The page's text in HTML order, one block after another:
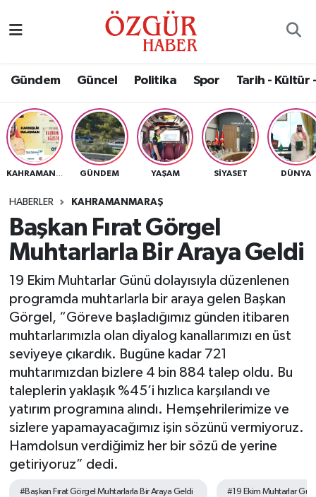
Gündem Güncel Politika Spor Tarih - Kültür
GÜNDEM YAŞAM SIYASET DÜNYA
HABERLER KAHRAMANMARAŞ
Başkan Fırat Görgel
Muhtarlarla Bir Araya Geldi
19 Ekim Muhtarlar Günü dolayısıyla düzenlenen
programda muhtarlarla bir araya gelen Başkan
Görgel, “Göreve başladığımız günden itibaren
muhtarlarımızla olan diyalog kanallarımızı en üst
seviyeye çıkardık. Bugüne kadar 721
muhtarımızdan bizlere 4 bin 884 talep oldu. Bu
taleplerin yaklaşık %45’i hızlıca karşılandı ve
yatırım programına alındı. Hemşehrilerimize ve
sizlere yapamayacağımız işin sözünü vermiyoruz.
Hamdolsun verdiğimiz her bir sözü de yerine
getiriyoruz” dedi.
#Başkan Fırat Görgel Muhtarlarla Bir Araya Geldi #19 Ekim Muhtarlar
Eğitim
Ekonomi
Güncel
Gündem
Politika
Sağlık
Spor
Tarih - Kültür - Sanat - Turizm
Yaşam
Nöbetçi Eczaneler
Namaz Vakitleri
Trafik Durumu
Süper Lig Puan Durumu ve Fikstür
Tüm Manşetler
Haber Arşivi